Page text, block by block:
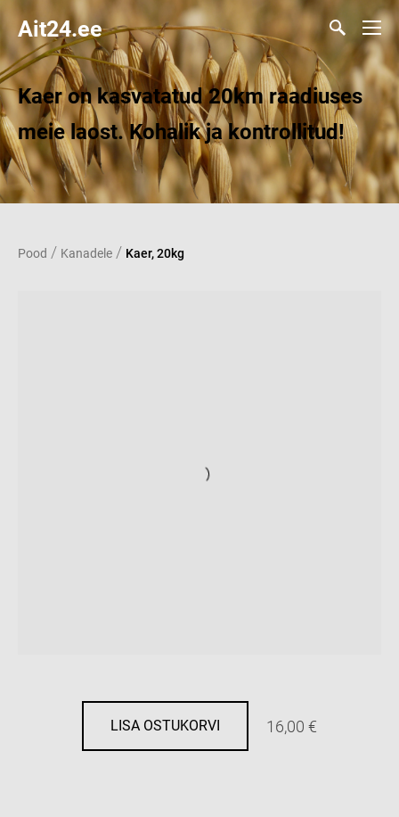
Ait24.ee
Kaer on kasvatatud 20km raadiuses
meie laost. Kohalik ja kontrollitud!
Pood / Kanadele / Kaer, 20kg
LISA OSTUKORVI 16,00 €